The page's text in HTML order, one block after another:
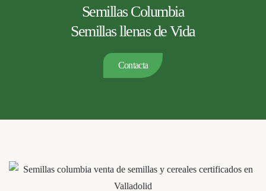
Semillas Columbia
Semillas llenas de Vida
Contacta